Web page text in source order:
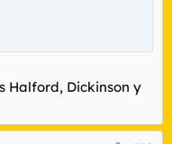
Halford, Dickinson y